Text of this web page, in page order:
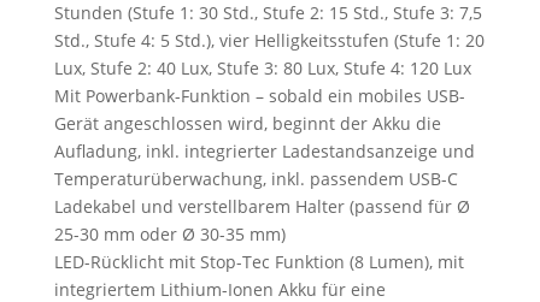
Stunden (Stufe 1: 30 Std., Stufe 2: 15 Std., Stufe 3: 7,5
Std., Stufe 4: 5 Std.), vier Helligkeitsstufen (Stufe 1: 20
Lux, Stufe 2: 40 Lux, Stufe 3: 80 Lux, Stufe 4: 120 Lux
Mit Powerbank-Funktion – sobald ein mobiles USB-
Gerät angeschlossen wird, beginnt der Akku die
Aufladung, inkl. integrierter Ladestandsanzeige und
Temperaturüberwachung, inkl. passendem USB-C
Ladekabel und verstellbarem Halter (passend für Ø
25-30 mm oder Ø 30-35 mm)
LED-Rücklicht mit Stop-Tec Funktion (8 Lumen), mit
integriertem Lithium-Ionen Akku für eine